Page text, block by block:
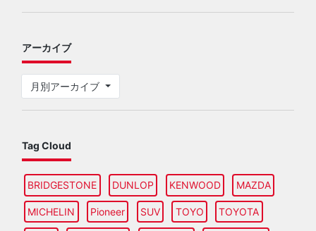
アーカイブ
月別アーカイブ
Tag Cloud
BRIDGESTONE DUNLOP KENWOOD MAZDA
MICHELIN Pioneer SUV TOYO TOYOTA